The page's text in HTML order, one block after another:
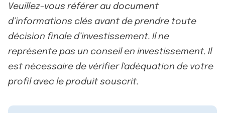
Veuillez-vous référer au document
d’informations clés avant de prendre toute
décision finale d’investissement. Il ne
représente pas un conseil en investissement. Il
est nécessaire de vérifier l'adéquation de votre
profil avec le produit souscrit.